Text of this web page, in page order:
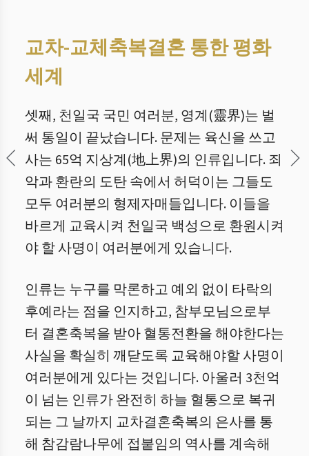
교차-교체축복결혼 통한 평화
세계
셋째, 천일국 국민 여러분, 영계(靈界)는 벌
써 통일이 끝났습니다. 문제는 육신을 쓰고
사는 65억 지상계(地上界)의 인류입니다. 죄
악과 환란의 도탄 속에서 허덕이는 그들도
모두 여러분의 형제자매들입니다. 이들을
바르게 교육시켜 천일국 백성으로 환원시켜
야 할 사명이 여러분에게 있습니다.
인류는 누구를 막론하고 예외 없이 타락의
후예라는 점을 인지하고, 참부모님으로부
터 결혼축복을 받아 혈통전환을 해야한다는
사실을 확실히 깨닫도록 교육해야할 사명이
여러분에게 있다는 것입니다. 아울러 3천억
이 넘는 인류가 완전히 하늘 혈통으로 복귀
되는 그 날까지 교차결혼축복의 은사를 통
해 참감람나무에 접붙임의 역사를 계속해